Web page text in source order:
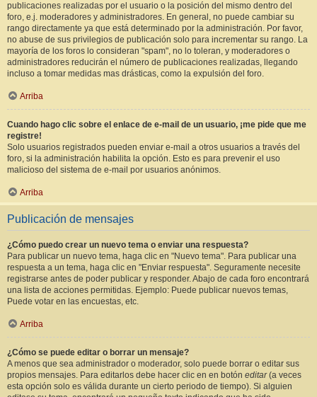
publicaciones realizadas por el usuario o la posición del mismo dentro del
foro, e.j. moderadores y administradores. En general, no puede cambiar su
rango directamente ya que está determinado por la administración. Por favor,
no abuse de sus privilegios de publicación solo para incrementar su rango. La
mayoría de los foros lo consideran "spam", no lo toleran, y moderadores o
administradores reducirán el número de publicaciones realizadas, llegando
incluso a tomar medidas mas drásticas, como la expulsión del foro.
Arriba
Cuando hago clic sobre el enlace de e-mail de un usuario, ¡me pide que me
registre!
Solo usuarios registrados pueden enviar e-mail a otros usuarios a través del
foro, si la administración habilita la opción. Esto es para prevenir el uso
malicioso del sistema de e-mail por usuarios anónimos.
Arriba
Publicación de mensajes
¿Cómo puedo crear un nuevo tema o enviar una respuesta?
Para publicar un nuevo tema, haga clic en "Nuevo tema". Para publicar una
respuesta a un tema, haga clic en "Enviar respuesta". Seguramente necesite
registrarse antes de poder publicar y responder. Abajo de cada foro encontrará
una lista de acciones permitidas. Ejemplo: Puede publicar nuevos temas,
Puede votar en las encuestas, etc.
Arriba
¿Cómo se puede editar o borrar un mensaje?
A menos que sea administrador o moderador, solo puede borrar o editar sus
propios mensajes. Para editarlos debe hacer clic en en botón editar(a veces
esta opción solo es válida durante un cierto periodo de tiempo). Si alguien